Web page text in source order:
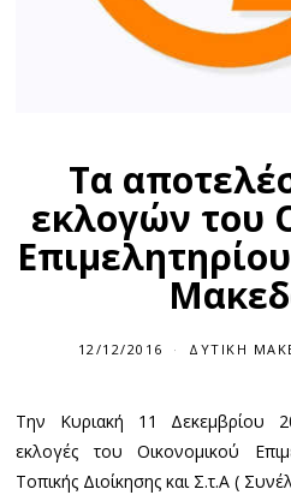
Τα
εκλογών του
12/12/2016 ΔΥΤΙΚΉ
Την Κυριακή 11 Δεκεμβρίου
εκλογές του Οικονομικού
Τοπικής Διοίκησης και Σ.τ.Α (